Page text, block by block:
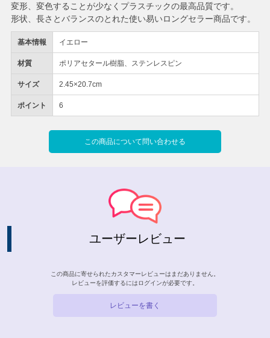
基本情報 イエロー
材質 ポリアセタール樹脂、ステンレスピン
サイズ 2.45×20.7cm
ポイント 6
この商品について問い合わせる
変形、変色することが少なくプラスチックの最高品質です。
形状、長さとバランスのとれた使い易いロングセラー商品です。
ユーザーレビュー
この商品に寄せられたカスタマーレビューはまだありません。
レビューを評価するには ログインが必要です。
レビューを書く